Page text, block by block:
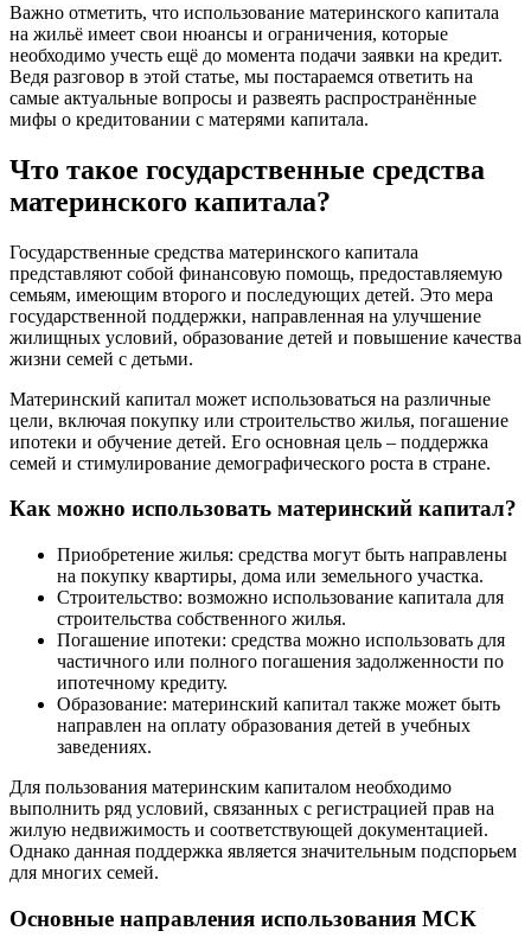
Важно отметить, что использование материнского капитала
на жильё имеет свои нюансы и ограничения, которые
необходимо учесть ещё до момента подачи заявки на кредит.
Ведя разговор в этой статье, мы постараемся ответить на
самые актуальные вопросы и развеять распространённые
мифы о кредитовании с матерями капитала.
Что такое государственные средства
материнского капитала?
Государственные средства материнского капитала
представляют собой финансовую помощь, предоставляемую
семьям, имеющим второго и последующих детей. Это мера
государственной поддержки, направленная на улучшение
жилищных условий, образование детей и повышение качества
жизни семей с детьми.
Материнский капитал может использоваться на различные
цели, включая покупку или строительство жилья, погашение
ипотеки и обучение детей. Его основная цель – поддержка
семей и стимулирование демографического роста в стране.
Как можно использовать материнский капитал?
Приобретение жилья: средства могут быть направлены
на покупку квартиры, дома или земельного участка.
Строительство: возможно использование капитала для
строительства собственного жилья.
Погашение ипотеки: средства можно использовать для
частичного или полного погашения задолженности по
ипотечному кредиту.
Образование: материнский капитал также может быть
направлен на оплату образования детей в учебных
заведениях.
Для пользования материнским капиталом необходимо
выполнить ряд условий, связанных с регистрацией прав на
жилую недвижимость и соответствующей документацией.
Однако данная поддержка является значительным подспорьем
для многих семей.
Основные направления использования МСК